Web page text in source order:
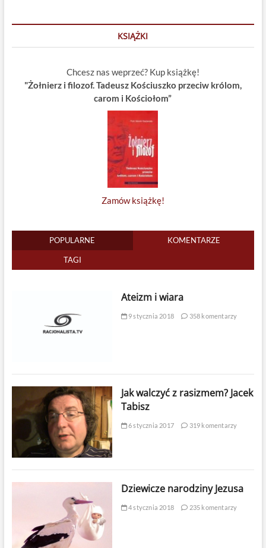
KSIĄŻKI
Chcesz nas weprzeć? Kup książkę!
"Żołnierz i filozof. Tadeusz Kościuszko przeciw królom,
carom i Kościołom”
Zamów książkę!
POPULARNE KOMENTARZE
TAGI
Ateizm i wiara
9 stycznia 2018 358 komentarzy
Jak walczyć z rasizmem? Jacek
Tabisz
6 stycznia 2017 319 komentarzy
Dziewicze narodziny Jezusa
4 stycznia 2018 235 komentarzy